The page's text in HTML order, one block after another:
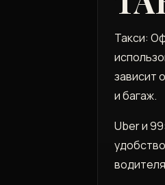
Такси:
зависит
и багаж.
Uber и